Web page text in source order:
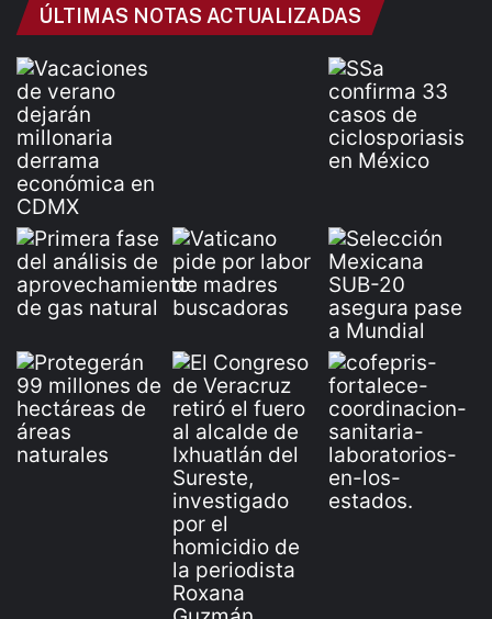
ÚLTIMAS NOTAS ACTUALIZADAS